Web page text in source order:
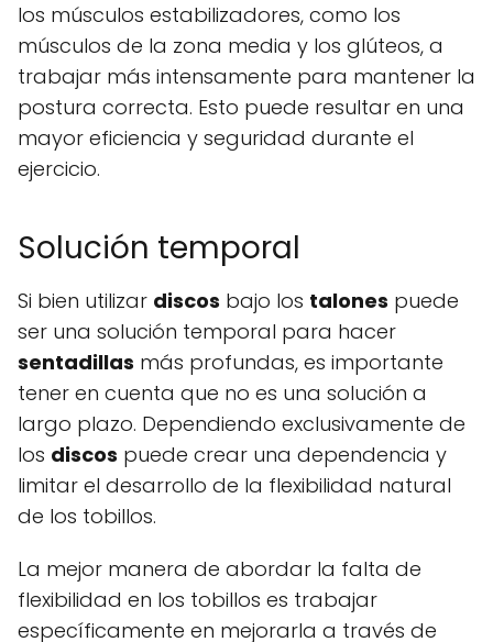
los músculos estabilizadores, como los
músculos de la zona media y los glúteos, a
trabajar más intensamente para mantener la
postura correcta. Esto puede resultar en una
mayor eficiencia y seguridad durante el
ejercicio.
Solución temporal
Si bien utilizar discos bajo los talones puede
ser una solución temporal para hacer
sentadillas más profundas, es importante
tener en cuenta que no es una solución a
largo plazo. Dependiendo exclusivamente de
los discos puede crear una dependencia y
limitar el desarrollo de la flexibilidad natural
de los tobillos.
La mejor manera de abordar la falta de
flexibilidad en los tobillos es trabajar
específicamente en mejorarla a través de